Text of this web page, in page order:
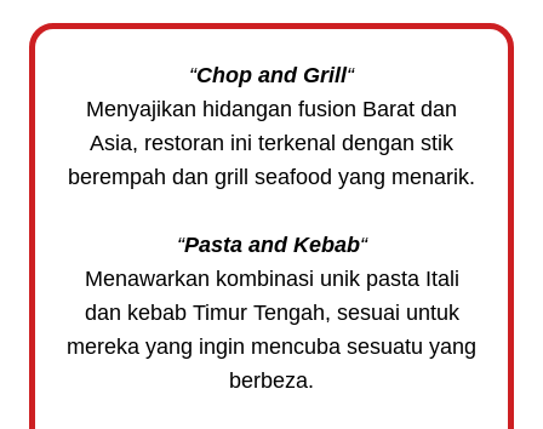
“Chop and Grill“
Menyajikan hidangan fusion Barat dan
Asia, restoran ini terkenal dengan stik
berempah dan grill seafood yang menarik.
“Pasta and Kebab“
Menawarkan kombinasi unik pasta Itali
dan kebab Timur Tengah, sesuai untuk
mereka yang ingin mencuba sesuatu yang
berbeza.